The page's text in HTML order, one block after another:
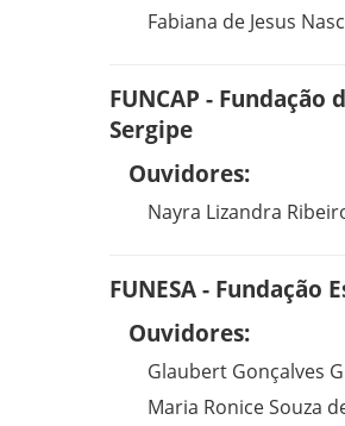
Fabiana de Jesus
FUNCAP -
Sergipe
Ouvidores:
Nayra Lizandra
FUNESA - Fundação
Ouvidores:
Glaubert Gonçalves
Maria Ronice Souza